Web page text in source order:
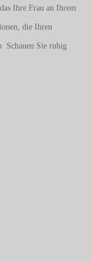
Ihre Frau an Ihrem
die Ihren
Schauen Sie ruhig